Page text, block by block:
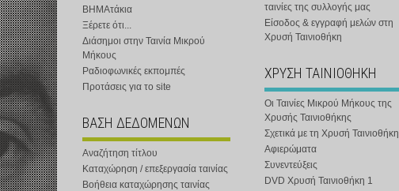
ΒΗΜΑτάκια
Ξέρετε ότι...
Διάσημοι στην Ταινία Μικρού
Μήκους
Ραδιοφωνικές εκπομπές
Προτάσεις για το site
ΒΑΣΗ ΔΕΔΟΜΕΝΩΝ
Αναζήτηση τίτλου
Καταχώρηση / επεξεργασία ταινίας
Βοήθεια καταχώρησης ταινίας
ταινίες της συλλογής μας
Είσοδος & εγγραφή μελών στη
Χρυσή Ταινιοθήκη
ΧΡΥΣΗ ΤΑΙΝΙΟΘΗΚΗ
Οι Ταινίες Μικρού Μήκους της
Χρυσής Ταινιοθήκης
Σχετικά με τη Χρυσή Ταινιοθήκη
Αφιερώματα
Συνεντεύξεις
DVD Χρυσή Ταινιοθήκη 1